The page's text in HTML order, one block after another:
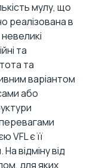
мулу, що
реалізована в
та
та
варіантом
або
VFL є її
відміну від
для яких